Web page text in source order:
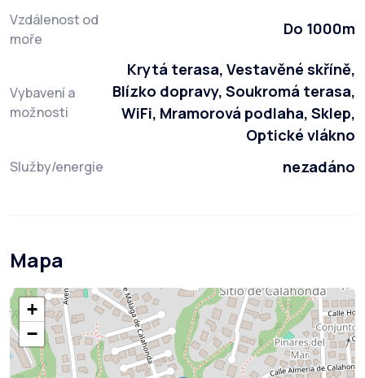
Vzdálenost od
moře
Do 1000m
Vybavení a
možnosti
Krytá terasa, Vestavěné skříně,
Blízko dopravy, Soukromá terasa,
WiFi, Mramorová podlaha, Sklep,
Optické vlákno
Služby/energie nezadáno
Mapa
+
−